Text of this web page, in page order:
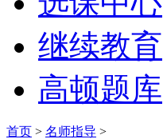
继续教育
高顿题库
首页 > 名师指导 >